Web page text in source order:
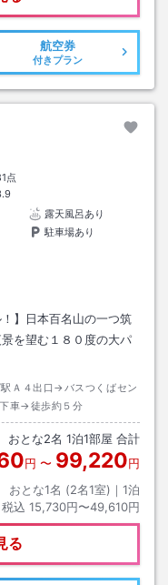
航空券
付きプラン
点
露天風呂あり
駐車場あり
】日本百名山の一つ筑
を望む１８０度の大パ
Ａ４出口→バスつくばセン
車→徒歩約５分
おとな2名 1泊1部屋 合計
円 〜 99,220円
おとな1名 (2名1室)｜ 1泊
税込 15,730円〜49,610円
る